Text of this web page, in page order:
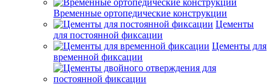
Временные ортопедические конструкции
Цементы
для постоянной фиксации
Цементы для
временной фиксации